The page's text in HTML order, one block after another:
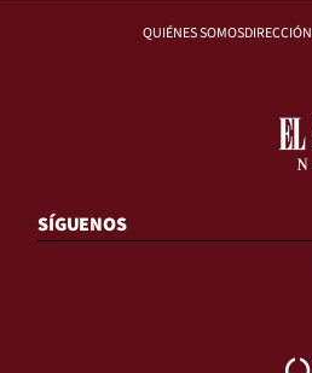
QUIÉNES SOMOSDIRECCIÓN
SÍGUENOS